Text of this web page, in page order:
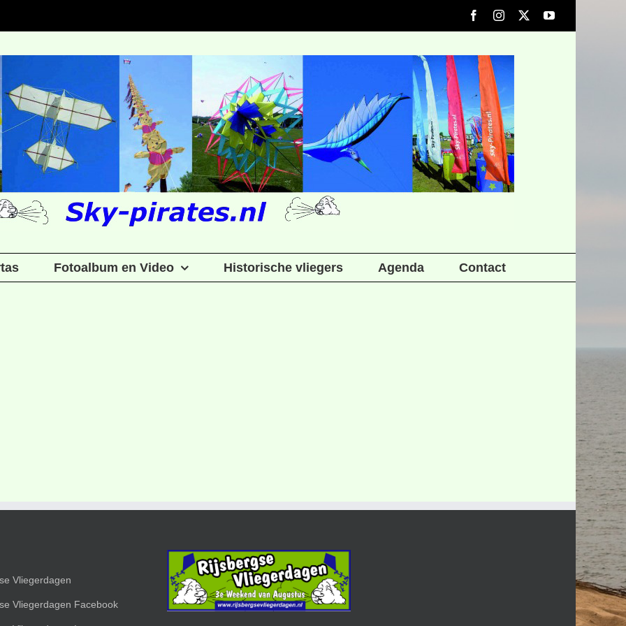
FacebookInstagram YouTube
Fotoalbum en Video Historische vliegers Agenda Contact
Vliegerdagen
Vliegerdagen Facebook